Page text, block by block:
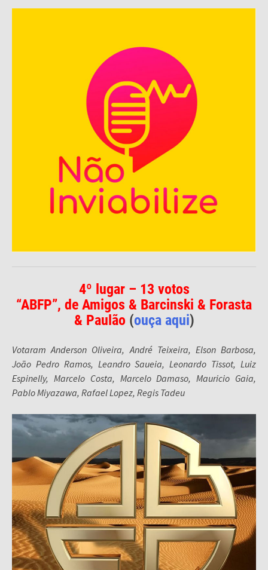
4º lugar – 13 votos
“ABFP”, de Amigos & Barcinski & Forasta
& Paulão (ouça aqui)
Votaram Anderson Oliveira, André Teixeira, Elson Barbosa,
João Pedro Ramos, Leandro Saueia, Leonardo Tissot, Luiz
Espinelly, Marcelo Costa, Marcelo Damaso, Mauricio Gaia,
Pablo Miyazawa, Rafael Lopez, Regis Tadeu